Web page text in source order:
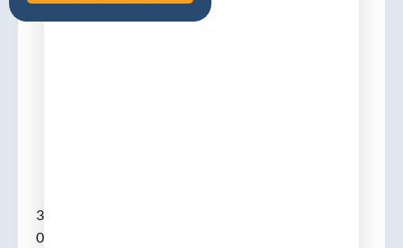
31-10-1948. (Madrid, 17-02-1907 – Barcelona, 22-
04-1955). Llicenciat a Madrid el 1930, doctorat el